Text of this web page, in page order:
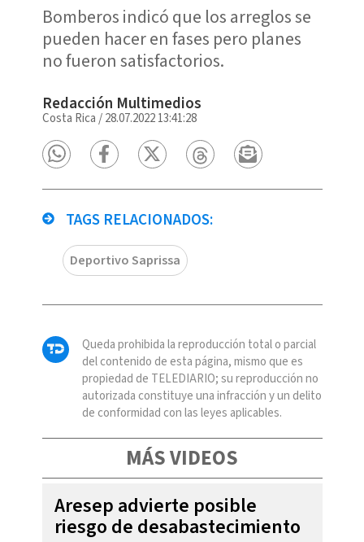
Bomberos indicó que los arreglos se
pueden hacer en fases pero planes
no fueron satisfactorios.
Redacción Multimedios
Costa Rica /28.07.2022 13:41:28
TAGS RELACIONADOS:
Deportivo Saprissa
Queda prohibida la reproducción total o parcial
del contenido de esta página, mismo que es
propiedad de TELEDIARIO; su reproducción no
autorizada constituye una infracción y un delito
de conformidad con las leyes aplicables.
MÁS VIDEOS
Aresep advierte posible
riesgo de desabastecimiento